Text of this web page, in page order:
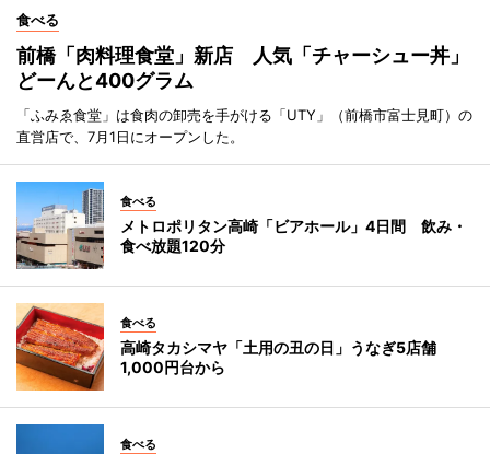
食べる
前橋「肉料理食堂」新店 人気「チャーシュー丼」
どーんと400グラム
「ふみゑ食堂」は食肉の卸売を手がける「UTY」（前橋市富士見町）の
直営店で、7月1日にオープンした。
食べる
メトロポリタン高崎「ビアホール」4日間 飲み・
食べ放題120分
食べる
高崎タカシマヤ「土用の丑の日」うなぎ5店舗
1,000円台から
食べる